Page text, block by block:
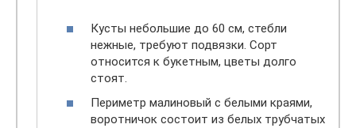
Кусты небольшие до 60 см, стебли
нежные, требуют подвязки. Сорт
относится к букетным, цветы долго
стоят.
Периметр малиновый с белыми краями,
воротничок состоит из белых трубчатых